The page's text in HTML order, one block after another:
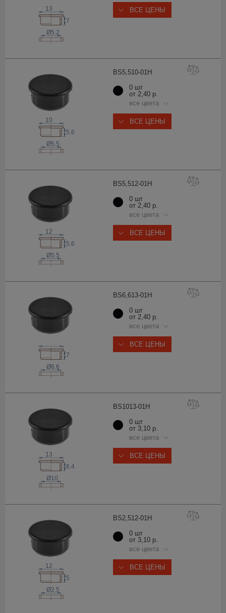
7
13
Ø5.2
ВСЕ ЦЕНЫ
BS5,510-01H
5.6
10
Ø5.5
0 шт
от 2,40 р.
все цвета
ВСЕ ЦЕНЫ
BS5,512-01H
5.6
12
Ø5.5
0 шт
от 2,40 р.
все цвета
ВСЕ ЦЕНЫ
BS6,613-01H
7
Ø6.6
0 шт
от 2,40 р.
все цвета
ВСЕ ЦЕНЫ
BS1013-01H
6.4
13
Ø10
0 шт
от 3,10 р.
все цвета
ВСЕ ЦЕНЫ
BS2,512-01H
5
12
Ø2.5
0 шт
от 3,10 р.
все цвета
ВСЕ ЦЕНЫ